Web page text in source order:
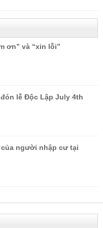
ơn” và “xin lỗi”
lễ Độc Lập July 4th
của người nhập cư tại